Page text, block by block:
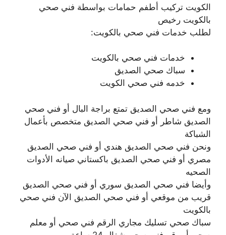
الكويت تركيب أطفم حمامات بواسطة فني صحي
بالكويت رخيص
لطلب خدمات فني صحي بالكويت:
خدمات فني صحي بالكويت
سباك صحي الصديق
خدمه فني صحي الكويت
ومع فني صحي الصديق تمتع براجة البال أو فني صحي
الصديق شاطر أو فني صحي الصديق متخصص بأعمال
الشباكة
ونحن فني صحي الصديق هندي أو فني صحي الصديق
مصري أو فني صحي الصديق باكستاني صيانه الأدوات
الصحيه
وأيضا فني صحي الصديق سوري أو فني صحي الصديق
قريب من موقعي أو فني صحي الصديق الآن فني صحي
بالكويت
سباك صحي تسليك مجاري الرقم فني صحي أو معلم